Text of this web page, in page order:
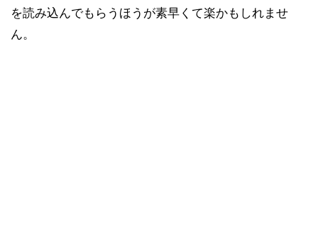
を読み込んでもらうほうが素早くて楽かもしれませ
ん。